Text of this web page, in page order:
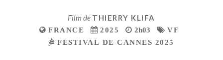
Film de THIERRY KLIFA
FRANCE 2025 2h03
VF
FESTIVAL DE CANNES 2025